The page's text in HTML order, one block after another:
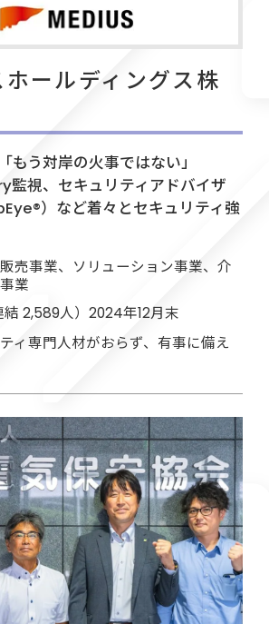
ホールディングス株
もう対岸の火事ではない」
視、セキュリティアドバイザ
）など着々とセキュリティ強
売事業、ソリューション事業、介
業
2,589人）2024年12月末
ィ専門人材がおらず、有事に備え